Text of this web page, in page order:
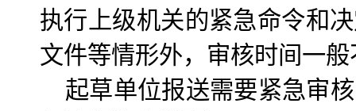
执行上级机关的紧急命令和
文件等情形外，审核时间一
起草单位报送需要紧急审